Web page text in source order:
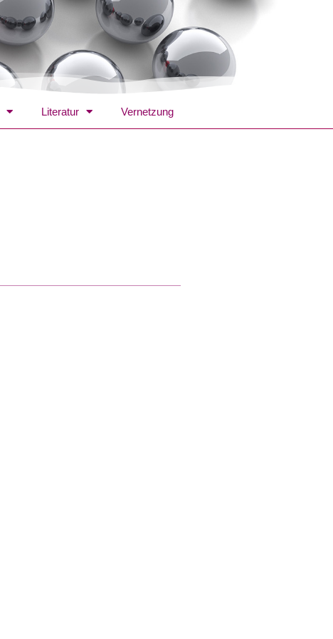
Literatur Vernetzung